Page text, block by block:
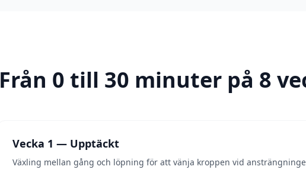
Från 0 till 30 minuter på 8
Vecka 1 — Upptäckt
Växling mellan gång och löpning för att vänja kroppen vid